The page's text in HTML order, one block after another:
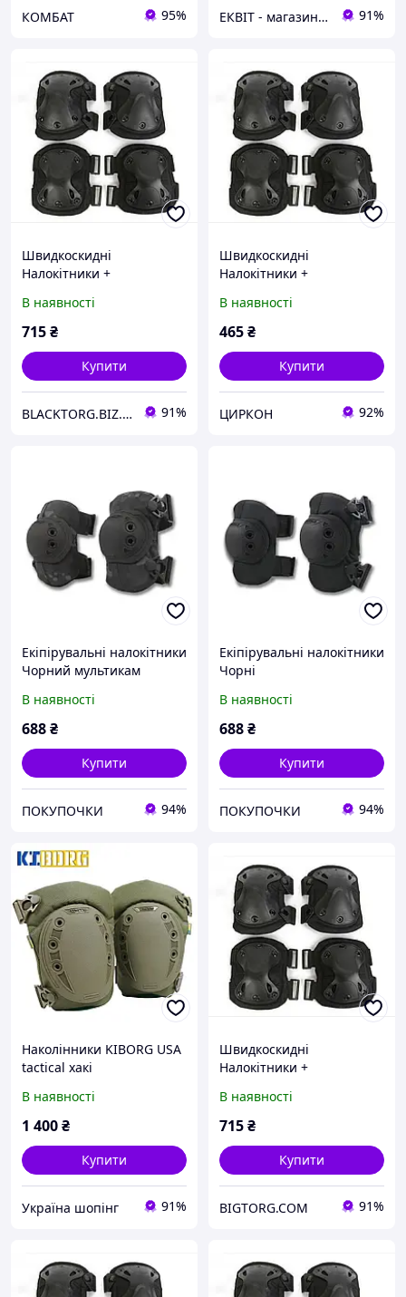
КОМБАТ 95% ЕКВІТ - магазин тактичного одягу та спорядження 91%
Швидкоскидні
Налокітники +
В наявності
715₴
Купити
BLACKTORG.BIZ.UA 91%
Швидкоскидні
Налокітники +
В наявності
465₴
Купити
ЦИРКОН 92%
Екіпірувальні налокітники
Чорний мультикам
В наявності
688₴
Купити
ПОКУПОЧКИ 94%
Екіпірувальні налокітники
Чорні
В наявності
688₴
Купити
ПОКУПОЧКИ 94%
Наколінники KIBORG USA
tactical хакі
В наявності
1 400₴
Купити
Україна шопінг 91%
Швидкоскидні
Налокітники +
В наявності
715₴
Купити
BIGTORG.COM 91%